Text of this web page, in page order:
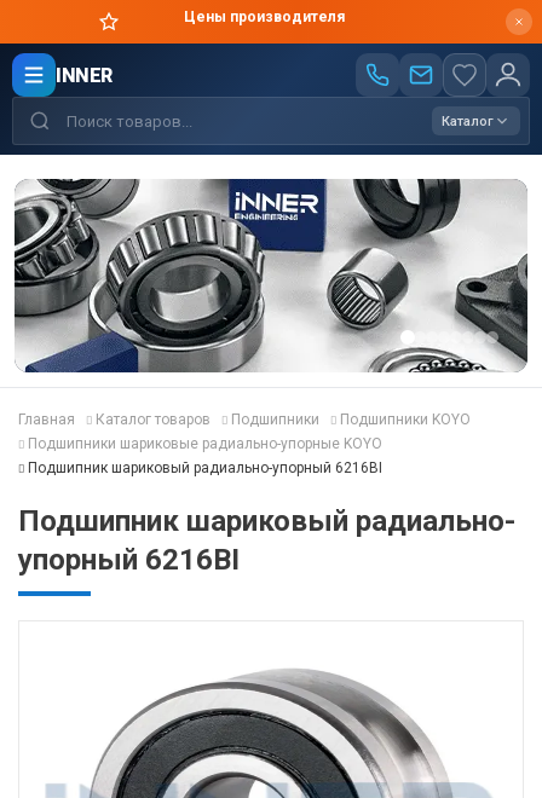
Цены производителя
INNER
Каталог
Главная Каталог товаров Подшипники
Подшипники KOYO
Подшипники шариковые радиально-упорные KOYO
Подшипник шариковый радиально-упорный 6216BI
Подшипник шариковый радиально-
упорный 6216BI